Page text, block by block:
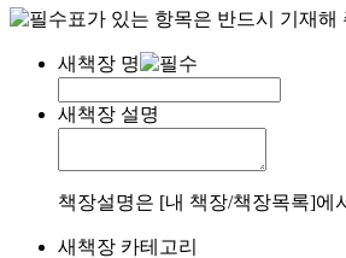
표가 있는 항목은 반드시 기재해
새책장 명
새책장 설명
책장설명은 [내 책장/책장목록]에
새책장 카테고리